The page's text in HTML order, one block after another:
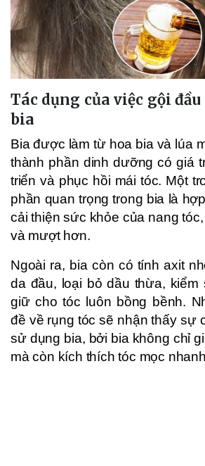
Tác dụng của việc gội
bia
Bia được làm từ hoa bia và lúa
thành phần dinh dưỡng có giá
triển và phục hồi mái tóc. Một
phần quan trọng trong bia là
cải thiện sức khỏe của nang
và mượt hơn.
Ngoài ra, bia còn có tính axit
da đầu, loại bỏ dầu thừa, kiểm
giữ cho tóc luôn bồng bềnh.
đề về rụng tóc sẽ nhận thấy sự
sử dụng bia, bởi bia không chỉ
mà còn kích thích tóc mọc